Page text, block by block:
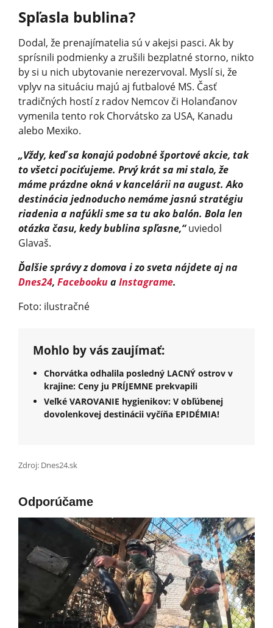
Spľasla bublina?
Dodal, že prenajímatelia sú v akejsi pasci. Ak by
sprísnili podmienky a zrušili bezplatné storno, nikto
by si u nich ubytovanie nerezervoval. Myslí si, že
vplyv na situáciu majú aj futbalové MS. Časť
tradičných hostí z radov Nemcov či Holanďanov
vymenila tento rok Chorvátsko za USA, Kanadu
alebo Mexiko.
„Vždy, keď sa konajú podobné športové akcie, tak
to všetci pociťujeme. Prvý krát sa mi stalo, že
máme prázdne okná v kancelárii na august. Ako
destinácia jednoducho nemáme jasnú stratégiu
riadenia a nafúkli sme sa tu ako balón. Bola len
otázka času, kedy bublina spľasne,“uviedol
Glavaš.
Ďalšie správy z domova i zo sveta nájdete aj na
Dnes24, FacebookuaInstagrame.
Foto: ilustračné
Mohlo by vás zaujímať:
Chorvátka odhalila posledný LACNÝ ostrov v
krajine: Ceny ju PRÍJEMNE prekvapili
Veľké VAROVANIE hygienikov: V obľúbenej
dovolenkovej destinácii vyčíňa EPIDÉMIA!
Zdroj: Dnes24.sk
Odporúčame